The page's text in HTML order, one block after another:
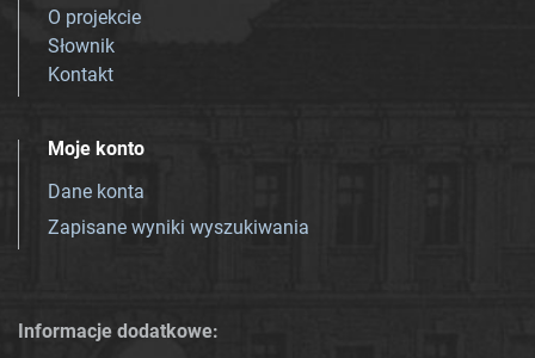
O projekcie
Słownik
Kontakt
Moje konto
Dane konta
Zapisane wyniki wyszukiwania
Informacje dodatkowe: